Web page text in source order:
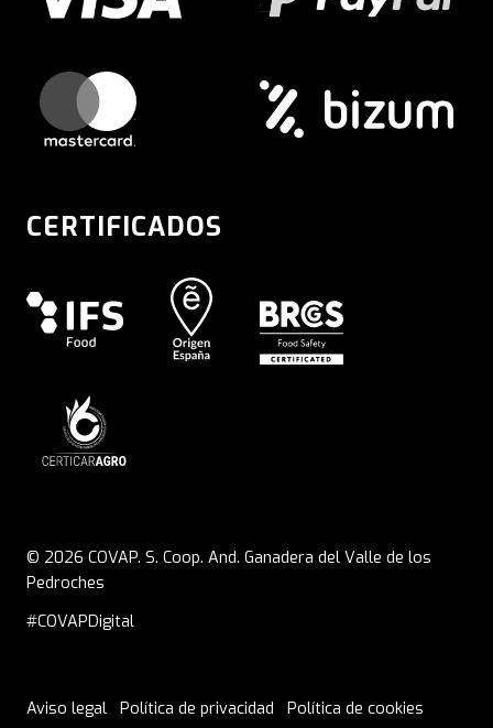
CERTIFICADOS
© 2026 COVAP. S. Coop. And. Ganadera del Valle de los
Pedroches
#COVAPDigital
Aviso legal Política de privacidad
Política de cookies